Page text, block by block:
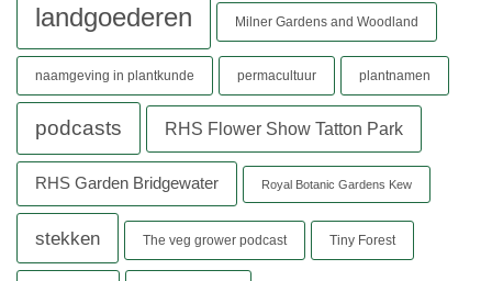
landgoederen Milner Gardens and Woodland
naamgeving in plantkunde permacultuur plantnamen
podcasts RHS Flower Show Tatton Park
RHS Garden Bridgewater Royal Botanic Gardens Kew
stekken The veg grower podcast Tiny Forest